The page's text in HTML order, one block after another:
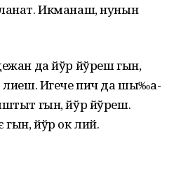
Икманаш, нунын
да йўр йўреш гын,
лиеш. Игече пич да шы‰а-
гын, йўр йўреш.
йўр ок лий.